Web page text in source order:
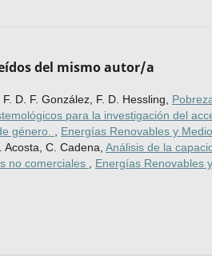
del mismo autor/a
D. F. González, F. D. Hessling,
para la investigación del
género.
Energías Renovables y
Acosta, C. Cadena, Análisis de la
no comerciales
Energías Renovables